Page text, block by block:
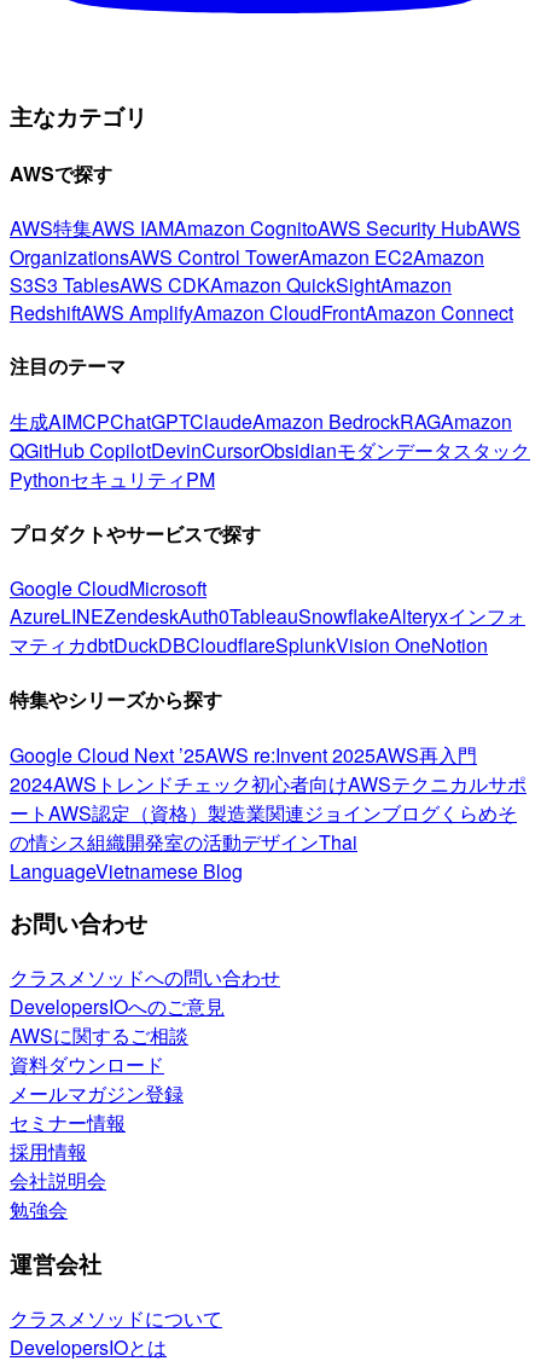
主なカテゴリ
AWSで探す
AWS特集AWS IAMAmazon CognitoAWS Security HubAWS
OrganizationsAWS Control TowerAmazon EC2Amazon
S3S3 TablesAWS CDKAmazon QuickSightAmazon
RedshiftAWS AmplifyAmazon CloudFrontAmazon Connect
注目のテーマ
生成AIMCPChatGPTClaudeAmazon BedrockRAGAmazon
QGitHub CopilotDevinCursorObsidianモダンデータスタック
PythonセキュリティPM
プロダクトやサービスで探す
Google CloudMicrosoft
AzureLINEZendeskAuth0TableauSnowflakeAlteryxインフォ
マティカdbtDuckDBCloudflareSplunkVision OneNotion
特集やシリーズから探す
Google Cloud Next ’25AWS re:Invent 2025AWS再入門
2024AWSトレンドチェック初心者向けAWSテクニカルサポ
ートAWS認定（資格） 製造業関連ジョインブログくらめそ
の情シス組織開発室の活動デザインThai
LanguageVietnamese Blog
お問い合わせ
クラスメソッドへの問い合わせ
DevelopersIOへのご意見
AWSに関するご相談
資料ダウンロード
メールマガジン登録
セミナー情報
採用情報
会社説明会
勉強会
運営会社
クラスメソッドについて
DevelopersIOとは